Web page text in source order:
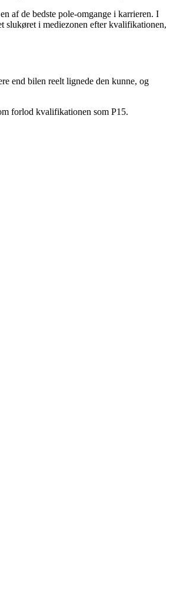
af de bedste pole-omgange i karrieren. I
slukøret i mediezonen efter kvalifikationen,
end bilen reelt lignede den kunne, og
forlod kvalifikationen som P15.